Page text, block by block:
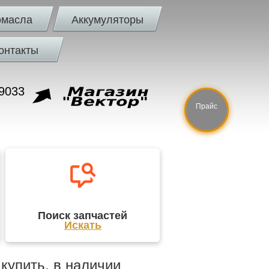
Аккумуляторы
Поиск запчастей
Искать
в наличии
Прайс